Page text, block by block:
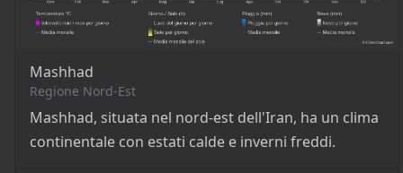
Mashhad
Regione Nord-Est
Mashhad, situata nel nord-est dell'Iran, ha un clima
continentale con estati calde e inverni freddi.